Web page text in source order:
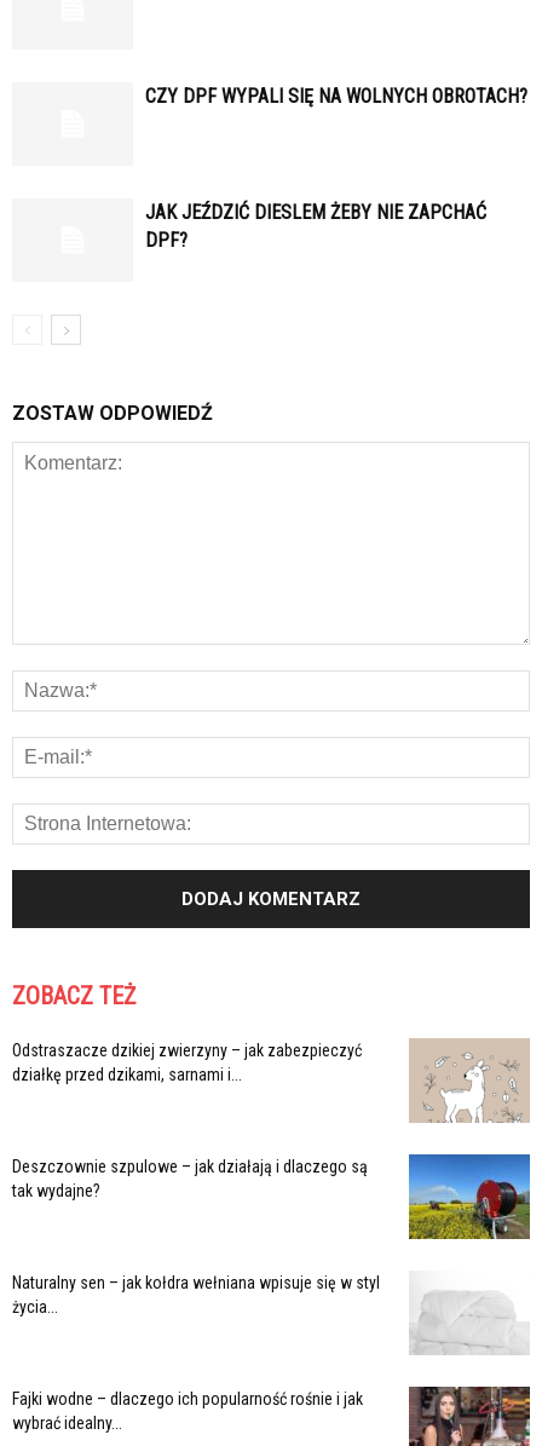
CZY DPF WYPALI SIĘ NA WOLNYCH OBROTACH?
JAK JEŹDZIĆ DIESLEM ŻEBY NIE ZAPCHAĆ
DPF?
ZOSTAW ODPOWIEDŹ
ZOBACZ TEŻ
Odstraszacze dzikiej zwierzyny – jak zabezpieczyć
działkę przed dzikami, sarnami i...
Deszczownie szpulowe – jak działają i dlaczego są
tak wydajne?
Naturalny sen – jak kołdra wełniana wpisuje się w styl
życia...
Fajki wodne – dlaczego ich popularność rośnie i jak
wybrać idealny...